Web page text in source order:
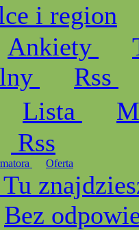
i region
Ankiety
Rss
Lista
Rss
Oferta
Tu
Bez